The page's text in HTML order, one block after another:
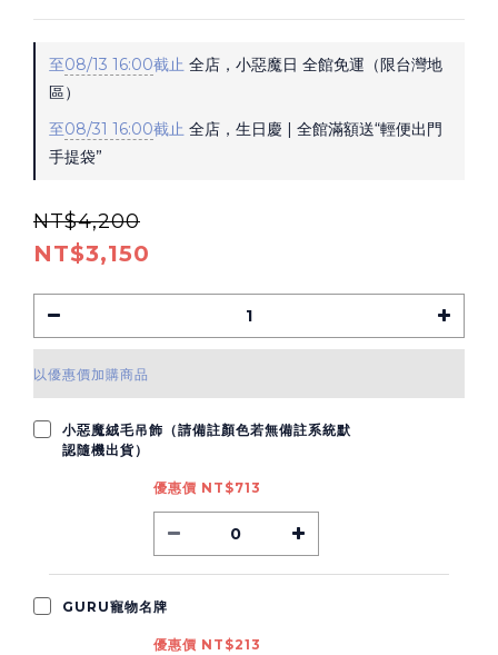
至08/13 16:00截止 全店，小惡魔日 全館免運（限台灣地
區）
至08/31 16:00截止 全店，生日慶 | 全館滿額送“輕便出門
手提袋”
NT$3,150
NT$4,200
以優惠價加購商品
小惡魔絨毛吊飾（請備註顏色若無備註系統默
認隨機出貨）
優惠價 NT$713
GURU寵物名牌
優惠價 NT$213